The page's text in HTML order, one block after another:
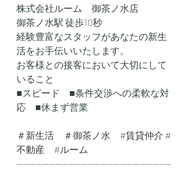
株式会社ルーム　御茶ノ水店
御茶ノ水駅 徒歩10秒
経験豊富なスタッフがあなたの新生
活をお手伝いいたします。
お客様との接客において大切にして
いること
■スピード　■条件交渉への柔軟な対
応　■休まず営業
＃新生活　＃御茶ノ水 #賃貸仲介 #
不動産
#ルーム
------------------------------------------------